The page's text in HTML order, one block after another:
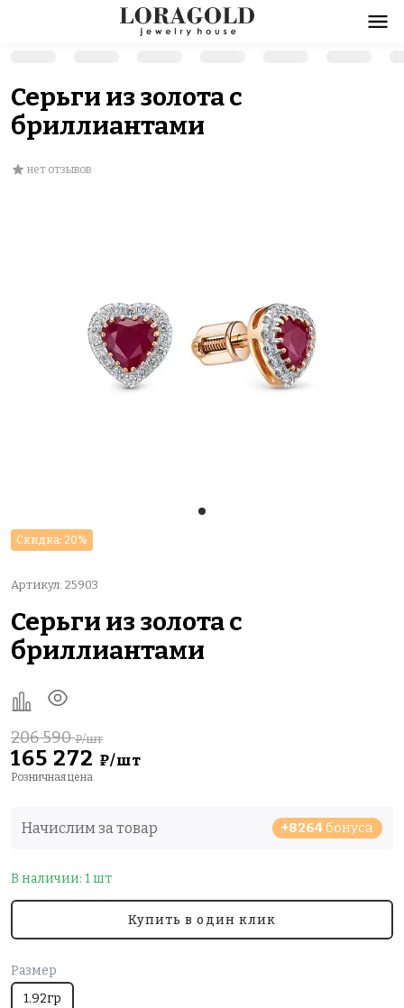
Серьги из золота с
бриллиантами
нет отзывов
Скидка: 20%
Артикул: 25903
Серьги из золота с
бриллиантами
165 272 ₽/шт
206 590₽/шт
Розничная цена
Начислим за товар +8264бонуса
В наличии: 1 шт
Купить в один клик
Размер
1.92гр